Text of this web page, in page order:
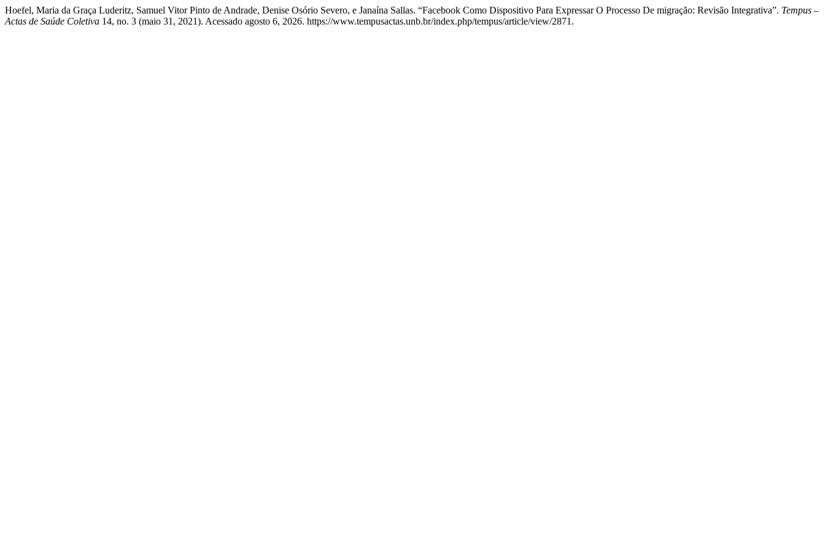
Hoefel, Maria da Graça Luderitz, Samuel Vitor Pinto de Andrade, Denise Osório Severo, e Janaína Sallas. “Facebook Como Dispositivo Para Expressar O Processo De migração: Revisão Integrativa”. Tempus –
Actas de Saúde Coletiva 14, no. 3 (maio 31, 2021). Acessado agosto 6, 2026. https://www.tempusactas.unb.br/index.php/tempus/article/view/2871.